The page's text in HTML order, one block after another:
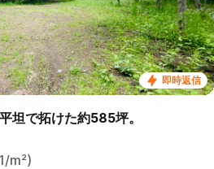
即時返信
坦で拓けた約585坪。
m²)